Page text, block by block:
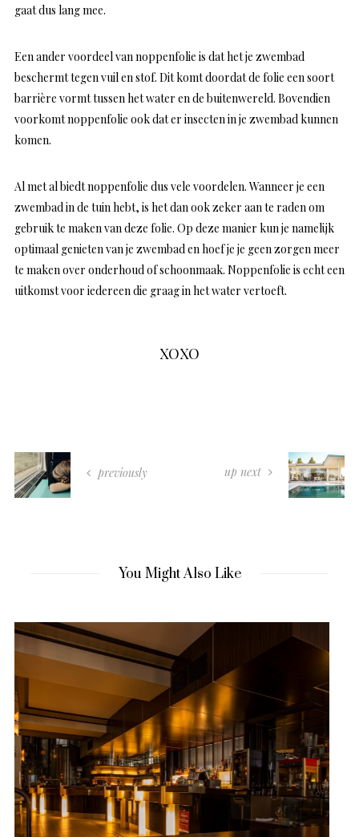
gaat dus lang mee.
Een ander voordeel van noppenfolie is dat het je zwembad
beschermt tegen vuil en stof. Dit komt doordat de folie een soort
barrière vormt tussen het water en de buitenwereld. Bovendien
voorkomt noppenfolie ook dat er insecten in je zwembad kunnen
komen.
Al met al biedt noppenfolie dus vele voordelen. Wanneer je een
zwembad in de tuin hebt, is het dan ook zeker aan te raden om
gebruik te maken van deze folie. Op deze manier kun je namelijk
optimaal genieten van je zwembad en hoef je je geen zorgen meer
te maken over onderhoud of schoonmaak. Noppenfolie is echt een
uitkomst voor iedereen die graag in het water vertoeft.
XOXO
previously up next
You Might Also Like